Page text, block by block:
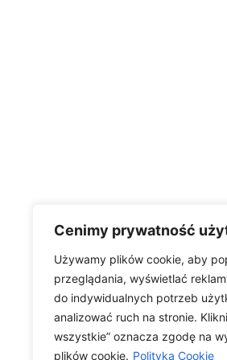
Cenimy prywatność
Używamy plików cookie, aby
przeglądania, wyświetlać
do indywidualnych potrzeb
analizować ruch na stronie.
wszystkie” oznacza zgodę na
plików cookie. Polityka Cookie